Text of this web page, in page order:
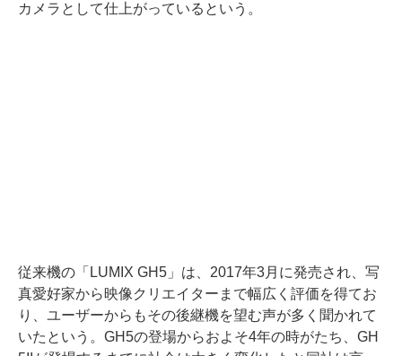
カメラとして仕上がっているという。
従来機の「LUMIX GH5」は、2017年3月に発売され、写
真愛好家から映像クリエイターまで幅広く評価を得てお
り、ユーザーからもその後継機を望む声が多く聞かれて
いたという。GH5の登場からおよそ4年の時がたち、GH